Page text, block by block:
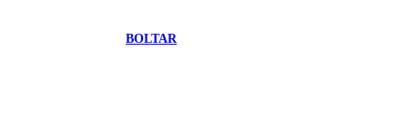
BOLTAR